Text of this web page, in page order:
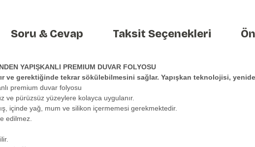
Soru & Cevap Taksit Seçenekleri
YAPIŞKANLI PREMIUM DUVAR FOLYOSU
ve gerektiğinde tekrar sökülebilmesini sağlar. Yapışkan teknolojisi,
premium duvar folyosu
ve pürüzsüz yüzeylere kolayca uygulanır.
içinde yağ, mum ve silikon içermemesi gerekmektedir.
edilmez.